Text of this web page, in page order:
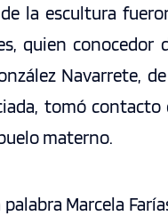
la escultura
quien
Navarrete,
tomó contacto
materno.
Marcela